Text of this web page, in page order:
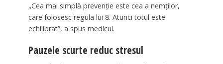
„Cea mai simplă prevenție este cea a nemților,
care folosesc regula lui 8. Atunci totul este
echilibrat”, a spus medicul.
Pauzele scurte reduc stresul